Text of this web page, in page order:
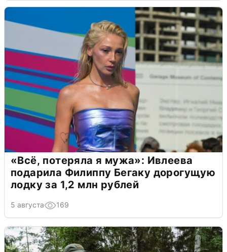
«Всё, потеряла я мужа»: Ивлеева
подарила Филиппу Бегаку дорогущую
лодку за 1,2 млн рублей
5 августа 169